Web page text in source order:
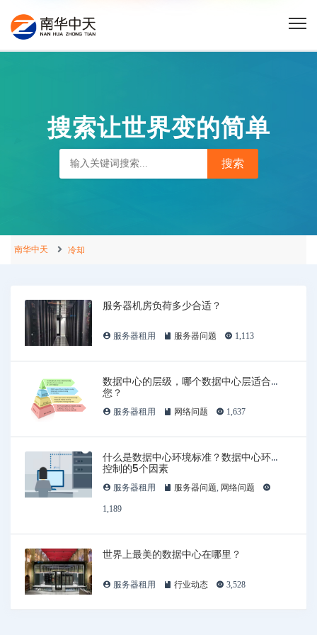
搜索让世界变的简单
南华中天 冷却
服务器机房负荷多少合适？
服务器租用 服务器问题 1,113
数据中心的层级，哪个数据中心层适合
您？
服务器租用 网络问题 1,637
什么是数据中心环境标准？数据中心环境
控制的5个因素
服务器租用 服务器问题, 网络问题
1,189
世界上最美的数据中心在哪里？
服务器租用 行业动态 3,528